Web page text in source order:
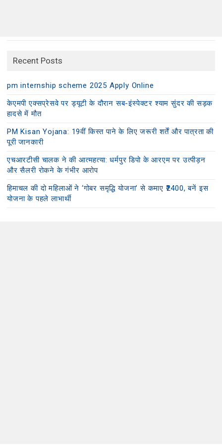
Recent Posts
pm internship scheme 2025 Apply Online
केएमपी एक्सप्रेसवे पर ड्यूटी के दौरान सब-इंस्पेक्टर श्याम सुंदर की सड़क
हादसे में मौत
PM Kisan Yojana: 19वीं किस्त पाने के लिए जरूरी शर्तें और पात्रता की
पूरी जानकारी
एचआरटीसी चालक ने की आत्महत्या: धर्मपुर डिपो के आरएम पर उत्पीड़न
और सैलरी रोकने के गंभीर आरोप
हिमाचल की दो महिलाओं ने ‘गोबर समृद्धि योजना’ से कमाए ₹2400, बनें इस
योजना के पहले लाभार्थी